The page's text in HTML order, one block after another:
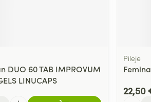
DUO 60 TAB IMPROVUM
LINUCAPS
Pileje
22,50